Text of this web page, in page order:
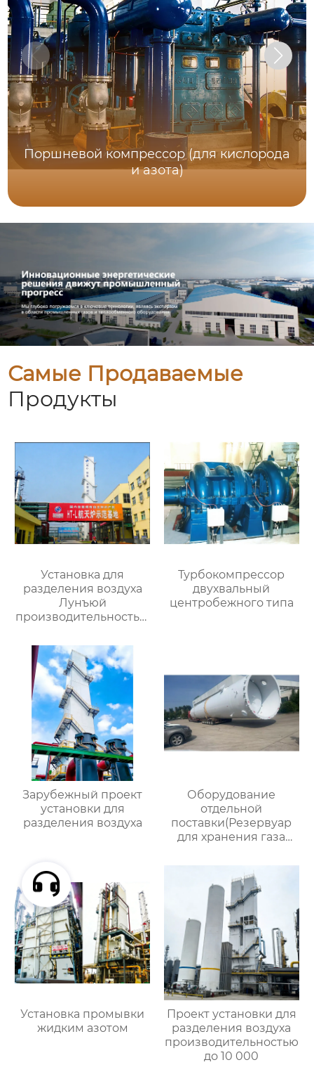
Поршневой компрессор (для кислорода
и азота)
Самые Продаваемые
Продукты
Установка для
разделения воздуха
Лунъюй
производительностью
Турбокомпрессор
двухвальный
центробежного типа
Зарубежный проект
установки для
разделения воздуха
Оборудование
отдельной
поставки(Резервуар
для хранения газа
Установка промывки
жидким азотом
Проект установки для
разделения воздуха
производительностью
до 10 000